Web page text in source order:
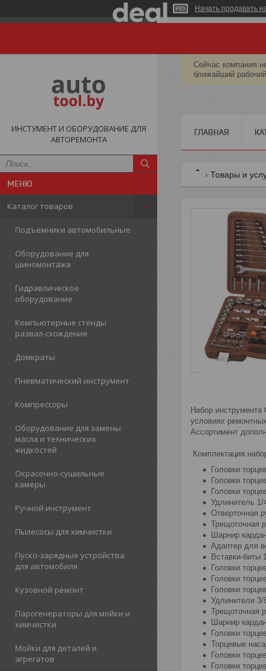
Начать продавать
ИНСТУМЕНТ И ОБОРУДОВАНИЕ ДЛЯ
АВТОРЕМОНТА
Каталог товаров
Подъемники автомобильные
Оборудование для
шиномонтажа
Гидравлическое
оборудование
Компьютерные стенды
развал-схождение
Домкраты
Пневматический инструмент
Компрессоры
Оборудование для замены
масла и технических
жидкостей
Окрасочно-сушильные
камеры
Ручной инструмент
Пылесосы для химчистки
Пуско-зарядные устройства
для автомобиля
Кузовной ремонт
Парогенераторы для мойки и
химчистки
Мойки для деталей и
агрегатов
Сейчас компания
ближайший
ГЛАВНАЯ
Товары и
Набор инструмента
условиях
Ассортимент
Комплектация
Головки
Головки
Головки
Удлинитель
Отверточная
Трещоточная
Шарнир
Адаптер для
Вставки-
Головки
Головки
Головки
Удлинители
Трещоточная
Шарнир
Головки
Торцевые
Головки
Головки